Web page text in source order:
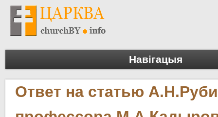
Навігацыя
Ответ на статью